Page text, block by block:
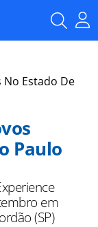
Estado De
Paulo
em
(SP)